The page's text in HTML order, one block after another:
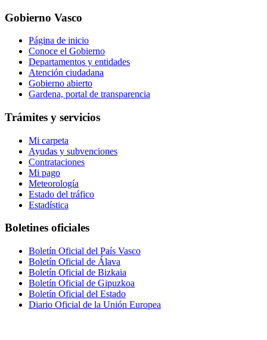
Gobierno Vasco
Página de inicio
Conoce el Gobierno
Departamentos y entidades
Atención ciudadana
Gobierno abierto
Gardena, portal de transparencia
Trámites y servicios
Mi carpeta
Ayudas y subvenciones
Contrataciones
Mi pago
Meteorología
Estado del tráfico
Estadística
Boletines oficiales
Boletín Oficial del País Vasco
Boletín Oficial de Álava
Boletín Oficial de Bizkaia
Boletín Oficial de Gipuzkoa
Boletín Oficial del Estado
Diario Oficial de la Unión Europea